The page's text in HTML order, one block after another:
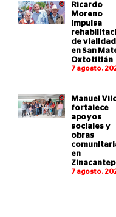
Ricardo
Moreno
impulsa
de
en San
Oxtotitlán
7 agosto,
Manuel
fortalece
apoyos
sociales y
obras
en
7 agosto,